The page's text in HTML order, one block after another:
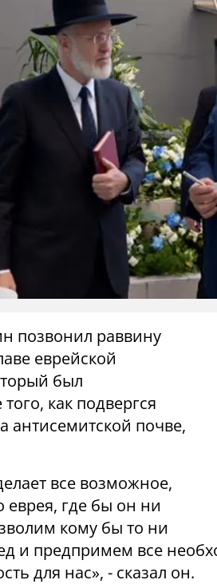
позвонил раввину
еврейской
был
как подвергся
антисемитской почве,
все возможное,
еврея, где бы он ни
кому бы то ни
и предпримем все
для нас», - сказал он.